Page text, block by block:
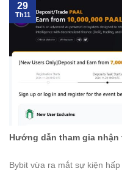
Hướng dẫn tham gia
Bybit vừa ra mắt sự kiện
29
Th11